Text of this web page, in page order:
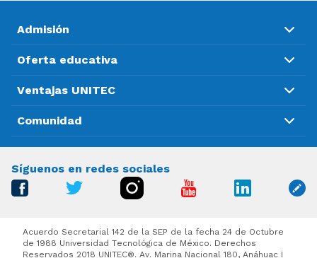
Admisión
Oferta educativa
Ventajas UNITEC
Comunidad
Síguenos en redes sociales
Acuerdo Secretarial 142 de la SEP de la fecha 24 de Octubre
de 1988 Universidad Tecnológica de México. Derechos
Reservados 2018 UNITEC®. Av. Marina Nacional 180, Anáhuac I